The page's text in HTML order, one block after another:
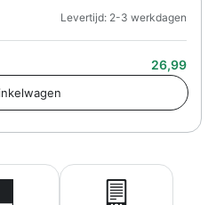
26,99
Levertijd: 2-3 werkdagen